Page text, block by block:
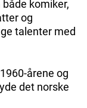
komiker,
og
talenter med
årene og
det norske